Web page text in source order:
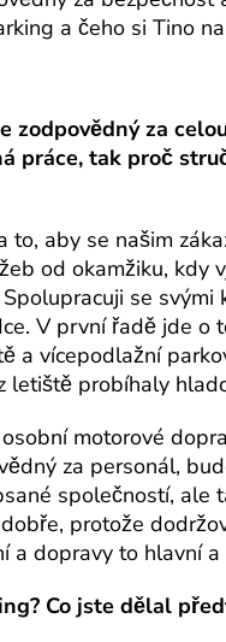
a čeho si Tino
zodpovědný za
práce, tak proč
to, aby se našim
od okamžiku, kdy
se svými
V první řadě jde o
a vícepodlažní
letiště probíhaly
motorové
za personál,
společností, ale
protože
a dopravy to hlavní
Co jste dělal